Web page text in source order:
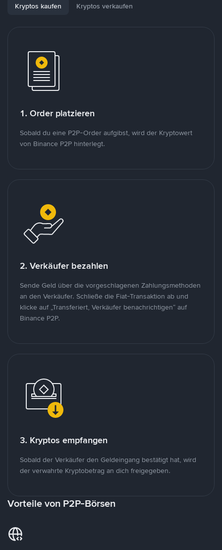
Kryptos kaufen Kryptos verkaufen
1. Order platzieren
Sobald du eine P2P-Order aufgibst, wird der Kryptowert
von Binance P2P hinterlegt.
2. Verkäufer bezahlen
Sende Geld über die vorgeschlagenen Zahlungsmethoden
an den Verkäufer. Schließe die Fiat-Transaktion ab und
klicke auf „Transferiert, Verkäufer benachrichtigen“ auf
Binance P2P.
3. Kryptos empfangen
Sobald der Verkäufer den Geldeingang bestätigt hat, wird
der verwahrte Kryptobetrag an dich freigegeben.
Vorteile von P2P-Börsen